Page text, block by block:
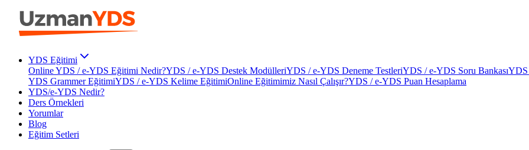
YDS Eğitimi
Online YDS / e-YDS Eğitimi Nedir?YDS / e-YDS Destek ModülleriYDS / e-YDS Deneme TestleriYDS / e-YDS Soru BankasıYDS
YDS Grammer EğitimiYDS / e-YDS Kelime EğitimiOnline Eğitimimiz Nasıl Çalışır?YDS / e-YDS Puan Hesaplama
YDS/e-YDS Nedir?
Ders Örnekleri
Yorumlar
Blog
Eğitim Setleri